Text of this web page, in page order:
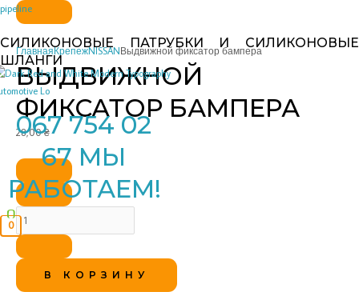
Перейти
содержимому
pipeline
СИЛИКОНОВЫЕ ПАТРУБКИ И СИЛИКОНОВЫЕ
ШЛАНГИ
067 754 02
67 МЫ
РАБОТАЕМ!
0
ГлавнаяКрепежNISSANВыдвижной фиксатор бампера
ВЫДВИЖНОЙ
ФИКСАТОР БАМПЕРА
28,00₴
Количество
товара
Выдвижной
фиксатор
бампера
В КОРЗИНУ